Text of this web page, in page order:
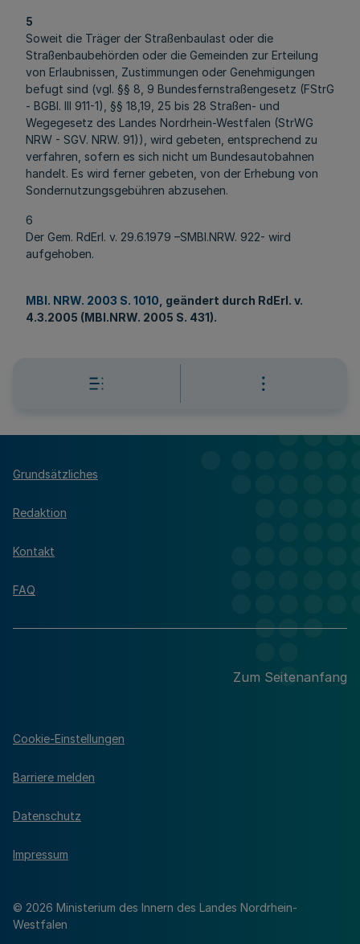
5
Soweit die Träger der Straßenbaulast oder die
Straßenbaubehörden oder die Gemeinden zur Erteilung
von Erlaubnissen, Zustimmungen oder Genehmigungen
befugt sind (vgl. §§ 8, 9 Bundesfernstraßengesetz (FStrG
- BGBl. III 911-1), §§ 18,19, 25 bis 28 Straßen- und
Wegegesetz des Landes Nordrhein-Westfalen (StrWG
NRW - SGV. NRW. 91)), wird gebeten, entsprechend zu
verfahren, sofern es sich nicht um Bundesautobahnen
handelt. Es wird ferner gebeten, von der Erhebung von
Sondernutzungsgebühren abzusehen.
6
Der Gem. RdErl. v. 29.6.1979 –SMBl.NRW. 922- wird
aufgehoben.
MBl. NRW. 2003 S. 1010 , geändert durch RdErl. v.
4.3.2005 (MBl.NRW. 2005 S. 431).
Grundsätzliches
Redaktion
Kontakt
FAQ
Zum Seitenanfang
© 2026 Ministerium des Innern des Landes Nordrhein-
Westfalen
Cookie-Einstellungen
Barriere melden
Datenschutz
Impressum